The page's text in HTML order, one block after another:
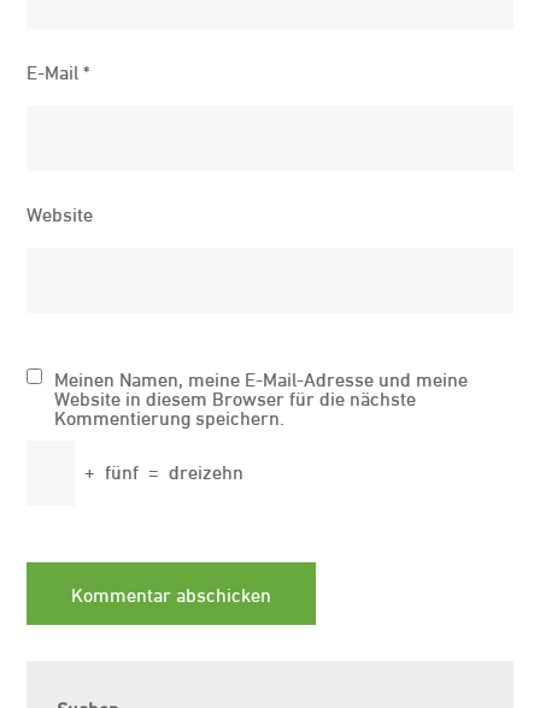
E-Mail*
Website
Meinen Namen, meine E-Mail-Adresse und meine
Website in diesem Browser für die nächste
Kommentierung speichern.
+ fünf = dreizehn